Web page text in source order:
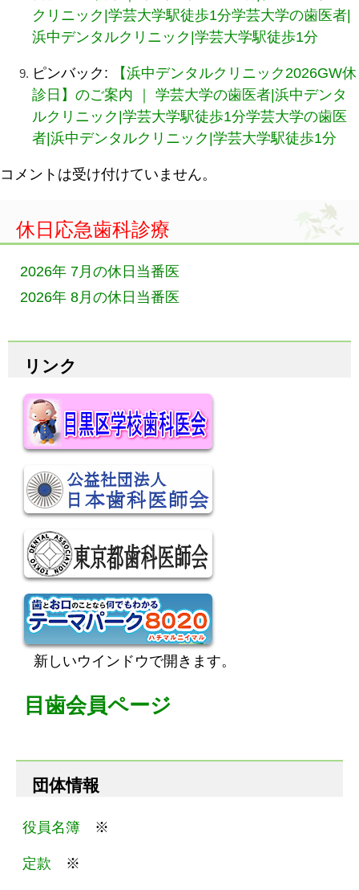
クリニック|学芸大学駅徒歩1分学芸大学の歯医者|
浜中デンタルクリニック|学芸大学駅徒歩1分
ピンバック:
【浜中デンタルクリニック2026GW休
診日】のご案内 ｜ 学芸大学の歯医者|浜中デンタ
ルクリニック|学芸大学駅徒歩1分学芸大学の歯医
者|浜中デンタルクリニック|学芸大学駅徒歩1分
コメントは受け付けていません。
休日応急歯科診療
2026年 7月の休日当番医
2026年 8月の休日当番医
リンク
新しいウインドウで開きます。
目歯会員ページ
団体情報
役員名簿 ※
定款 ※